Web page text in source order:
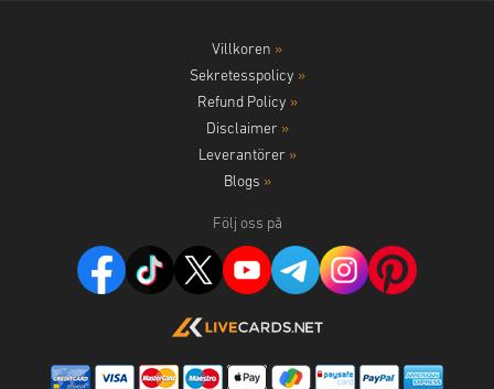
Villkoren »
Sekretesspolicy »
Refund Policy »
Disclaimer »
Leverantörer »
Blogs »
Följ oss på